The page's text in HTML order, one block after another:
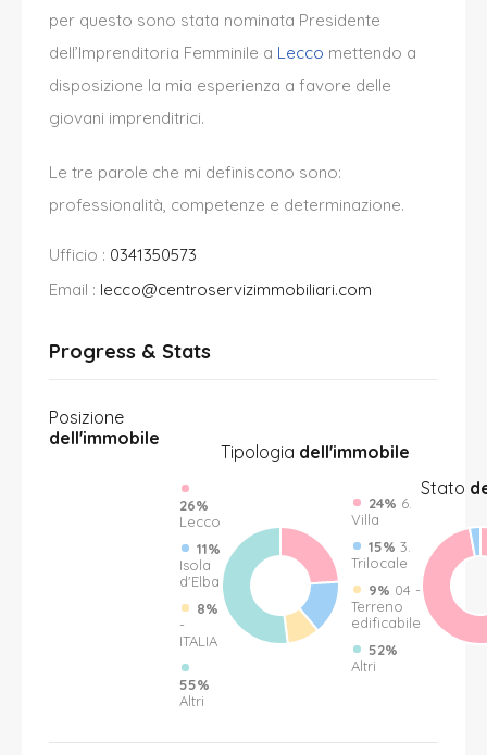
per questo sono stata nominata Presidente
dell’Imprenditoria Femminile a Lecco mettendo a
disposizione la mia esperienza a favore delle
giovani imprenditrici.
Le tre parole che mi definiscono sono:
professionalità, competenze e determinazione.
Ufficio : 0341350573
Email : lecco@centroservizimmobiliari.com
Progress & Stats
Posizione
dell'immobile
26%
Lecco
11%
Isola
d'Elba
8%
-
ITALIA
55%
Altri
Tipologia dell'immobile
24% 6.
Villa
15% 3.
Trilocale
9% 04 -
Terreno
edificabile
52%
Altri
Stato